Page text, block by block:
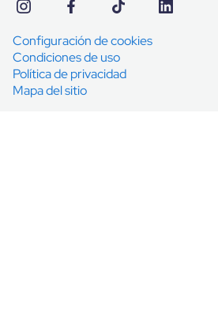
Configuración de cookies
Condiciones de uso
Política de privacidad
Mapa del sitio